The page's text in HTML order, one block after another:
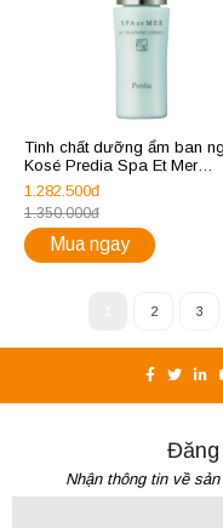
Tinh chất dưỡng ẩm ban
Kosé Predia Spa Et Mer
Daytreatment Essence EX
SPF30/PA+++
1.282.500đ
1.350.000đ
Mua ngay
2 3
Đăng
Nhận thông tin về